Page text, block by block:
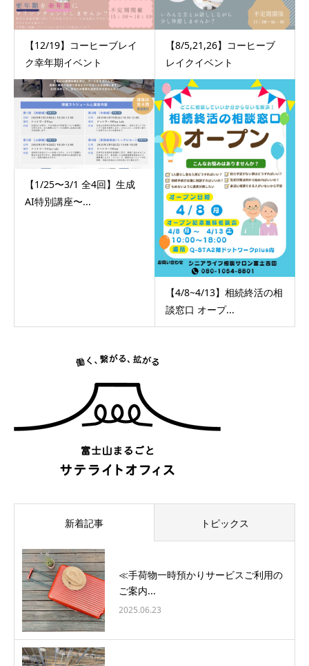
【12/19】コーヒーブレイ
ク幸年期イベント
【8/5,21,26】コーヒーブ
レイクイベント
【1/25〜3/1 全4回】生成
AI特別講座〜...
【4/8~4/13】相続終活の相
談窓口 オープ...
新着記事 トピックス
≪手荷物一時預かりサービスご利用の
ご案内...
2025.06.23